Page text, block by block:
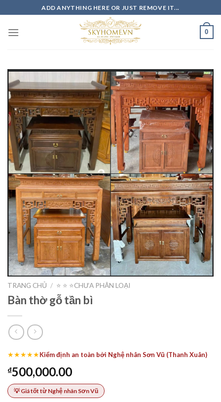
to
content
ADD ANYTHING HERE OR JUST REMOVE IT...
0
TRANG CHỦ / ⭐️ ⭐️ ⭐️CHƯA PHÂN LOẠI
Bàn thờ gỗ tần bì
★★★★★Kiểm định an toàn bởi Nghệ nhân Sơn Vũ (Thanh Xuân)
₫500,000.00
💡 Giá tốt từ Nghệ nhân Sơn Vũ